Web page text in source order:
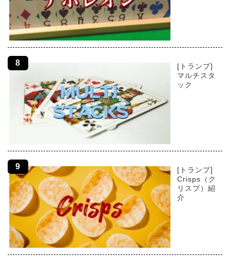
[トランプ]
マルチスタ
ック
[トランプ]
Crisps（ク
リスプ）紹
介